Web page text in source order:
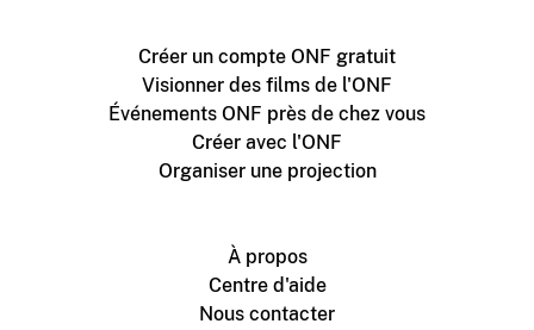
Créer un compte ONF gratuit
Visionner des films de l'ONF
Événements ONF près de chez vous
Créer avec l'ONF
Organiser une projection
À propos
Centre d'aide
Nous contacter